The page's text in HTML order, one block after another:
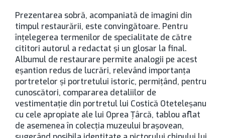
Prezentarea sobră, acompaniată de imagini din
timpul restaurării, este convingătoare. Pentru
înţelegerea termenilor de specialitate de către
cititori autorul a redactat şi un glosar la final.
Albumul de restaurare permite analogii pe acest
eşantion redus de lucrări, relevând importanța
portretelor și portretului istoric, permiţând, pentru
cunoscători, compararea detaliilor de
vestimentație din portretul lui Costică Oteteleșanu
cu cele apropiate ale lui Oprea Ţârcă, tablou aflat
de asemenea în colecţia muzeului braşovean,